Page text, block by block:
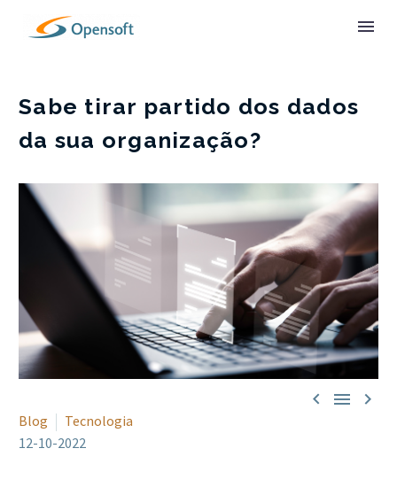
Sabe tirar partido dos dados
da sua organização?
  
Blog
Tecnologia
12-10-2022